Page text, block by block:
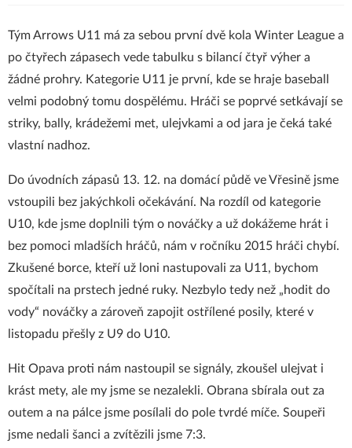
Tým Arrows U11 má za sebou první dvě kola Winter League a
po čtyřech zápasech vede tabulku s bilancí čtyř výher a
žádné prohry. Kategorie U11 je první, kde se hraje baseball
velmi podobný tomu dospělému. Hráči se poprvé setkávají se
striky, bally, krádežemi met, ulejvkami a od jara je čeká také
vlastní nadhoz.
Do úvodních zápasů 13. 12. na domácí půdě ve Vřesině jsme
vstoupili bez jakýchkoli očekávání. Na rozdíl od kategorie
U10, kde jsme doplnili tým o nováčky a už dokážeme hrát i
bez pomoci mladších hráčů, nám v ročníku 2015 hráči chybí.
Zkušené borce, kteří už loni nastupovali za U11, bychom
spočítali na prstech jedné ruky. Nezbylo tedy než „hodit do
vody“ nováčky a zároveň zapojit ostřílené posily, které v
listopadu přešly z U9 do U10.
Hit Opava proti nám nastoupil se signály, zkoušel ulejvat i
krást mety, ale my jsme se nezalekli. Obrana sbírala out za
outem a na pálce jsme posílali do pole tvrdé míče. Soupeři
jsme nedali šanci a zvítězili jsme 7:3.